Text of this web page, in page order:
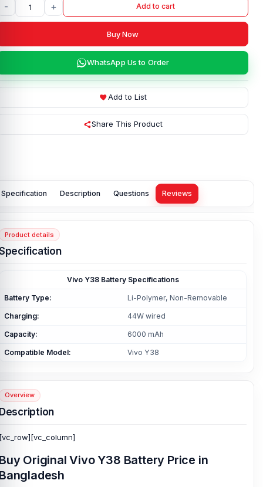
- + Add to cart
Buy Now
WhatsApp Us to Order
Add to List
Share This Product
Specification Description Questions Reviews
Product details
Vivo Y38 Battery Specifications
Battery Type: Li-Polymer, Non-Removable
Charging: 44W wired
Capacity: 6000 mAh
Compatible Model: Vivo Y38
Overview
Original Vivo Y38 Battery Price in